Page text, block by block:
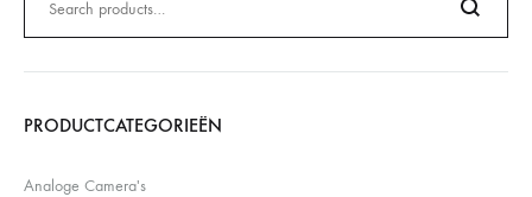
naar:
Search
PRODUCTCATEGORIEËN
Analoge Camera's